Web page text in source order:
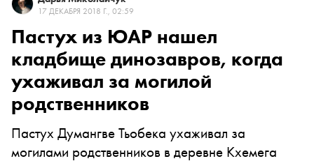
17 ДЕКАБРЯ 2018 Г., 02:59
Пастух из ЮАР нашел
кладбище динозавров, когда
ухаживал за могилой
родственников
Пастух Думангве Тьобека ухаживал за
могилами родственников в деревне Кхемега